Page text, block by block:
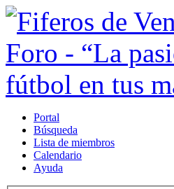
Portal
Búsqueda
Lista de miembros
Calendario
Ayuda